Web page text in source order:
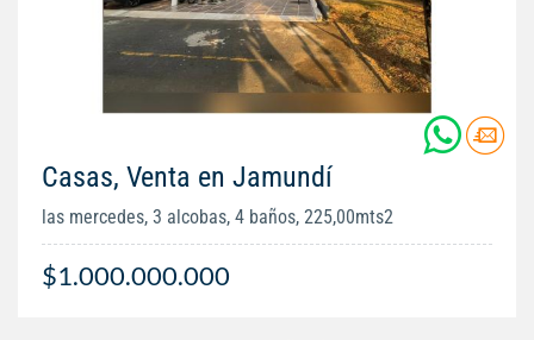
Casas, Venta en Jamundí
las mercedes, 3 alcobas, 4 baños, 225,00mts2
$1.000.000.000